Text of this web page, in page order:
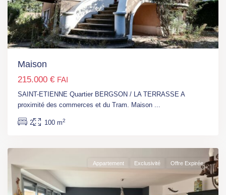
Maison
215.000 € FAI
SAINT-ETIENNE Quartier BERGSON / LA TERRASSE A
proximité des commerces et du Tram. Maison ...
2 100 m2
Hauts
France ,
Appartement Exclusivité Offre Expirée